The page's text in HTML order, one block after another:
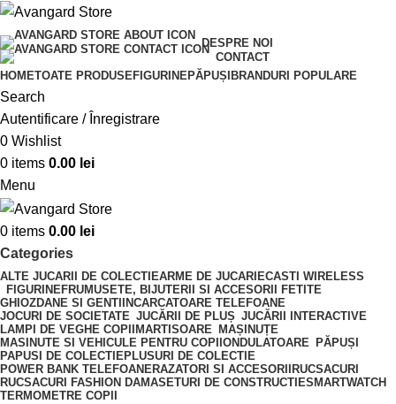
DESPRE NOI
CONTACT
HOMETOATE PRODUSEFIGURINEPĂPUȘI BRANDURI POPULARE
Search
Autentificare / Înregistrare
0 Wishlist
0 items 0.00 lei
Menu
0 items 0.00 lei
Categories
ALTE JUCARII DE COLECTIEARME DE JUCARIECASTI WIRELESS
FIGURINEFRUMUSETE, BIJUTERII SI ACCESORII FETITE
GHIOZDANE SI GENTIINCARCATOARE TELEFOANE
JOCURI DE SOCIETATE JUCĂRII DE PLUȘ JUCĂRII INTERACTIVE
LAMPI DE VEGHE COPIIMARTISOARE MAȘINUȚE
MASINUTE SI VEHICULE PENTRU COPIIONDULATOARE PĂPUȘI
PAPUSI DE COLECTIEPLUSURI DE COLECTIE
POWER BANK TELEFOANERAZATORI SI ACCESORIIRUCSACURI
RUCSACURI FASHION DAMASETURI DE CONSTRUCTIESMARTWATCH
TERMOMETRE COPII